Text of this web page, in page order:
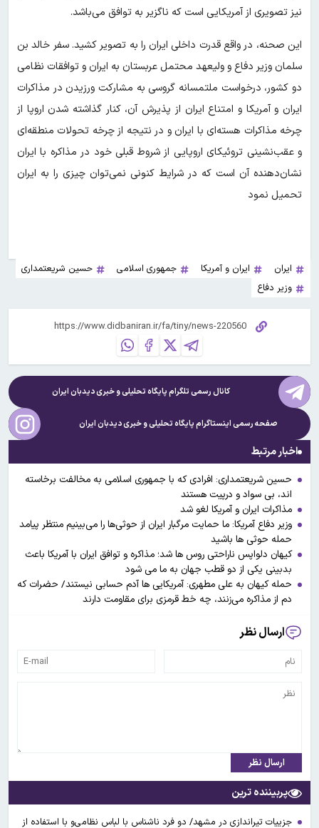
نیز تصویری از آمریکایی است که ناگزیر به توافق می‌باشد.
این صحنه، در واقع قدرت داخلی ایران را به تصویر کشید. سفر خالد بن
سلمان وزیر دفاع و ولیعهد محتمل عربستان به ایران و توافقات نظامی
دو کشور، درخواست ملتمسانه‌ گروسی به مشارکت ورزیدن در مذاکرات
ایران و آمریکا و امتناع ایران از پذیرش آن، کنار گذاشته شدن اروپا از
چرخه مذاکرات هسته‌ای با ایران و در نتیجه از چرخه تحولات منطقه‌ای
و عقب‌نشینی تروئیکای اروپایی از شروط قبلی خود در مذاکره با ایران
نشان‌دهنده آن است که در شرایط کنونی نمی‌توان چیزی را به ایران
تحمیل نمود
ایران ایران و آمریکا جمهوری اسلامی
حسین شریعتمداری
وزیر دفاع
کانال رسمی تلگرام پایگاه تحلیلی و خبریدیدبان ایران
صفحه رسمی اینستاگرام پایگاه تحلیلی و خبریدیدبان ایران
اخبار مرتبط
حسین شریعتمداری: افرادی که با جمهوری اسلامی به مخالفت برخاسته
اند، بی سواد و درپیت هستند
مذاکرات ایران و آمریکا لغو شد
وزیر دفاع آمریکا: ما حمایت مرگبار ایران از حوثی‌ها را می‌بینیم منتظر پیامد
حمله حوثی ها باشید
کیهان دلواپس ناراحتی روس ها شد؛ مذاکره و توافق ایران با ‌آمریکا باعث
بدبینی یکی از دو قطب جهان به ما می شود
حمله کیهان به علی مطهری: آمریکایی ها آدم حسابی نیستند/ حضرات که
دم از مذاکره می‌زنند، چه خط قرمزی برای مقاومت دارند
ارسال نظر
ارسال نظر
پربیننده ترین
جزییات تیراندازی در مشهد/ دو فرد ناشناس با لباس نظامی‌و با استفاده از